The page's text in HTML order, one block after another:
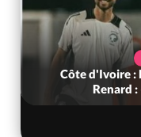
Côte d'Ivoire :
Renard